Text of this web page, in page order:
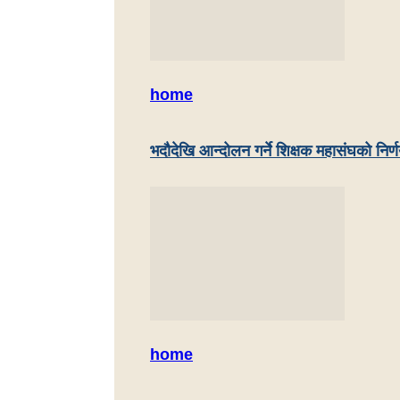
home
भदौदेखि आन्दोलन गर्ने शिक्षक महासंघको
home